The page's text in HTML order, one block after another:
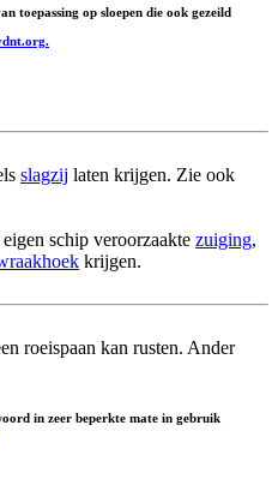
toepassing op sloepen die ook gezeild
slagzij laten krijgen. Zie ook
schip veroorzaakte zuiging,
krijgen.
roeispaan kan rusten. Ander
in zeer beperkte mate in gebruik